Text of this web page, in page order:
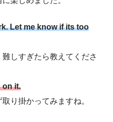
Let me know if its too
しすぎたら教えてくださ
on it.
り掛かってみますね。